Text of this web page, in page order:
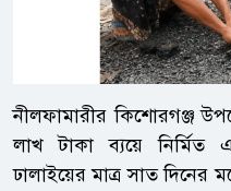
নীলফামারীর কিশোরগঞ্জ
লাখ টাকা ব্যয়ে নির্মিত
ঢালাইয়ের মাত্র সাত দিনের